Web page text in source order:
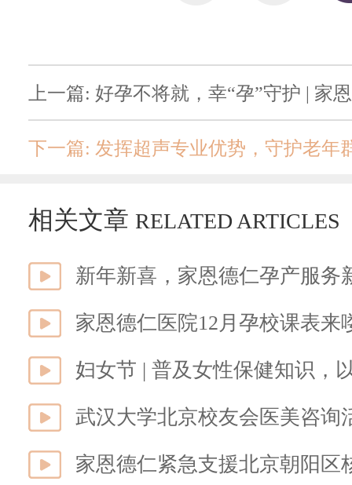
上一篇: 好孕不将就，幸“孕”守护 | 家
相关文章 RELATED ARTICLES
新年新喜，家恩德仁孕产服务
家恩德仁医院12月孕校课表来
妇女节 | 普及女性保健知识，
武汉大学北京校友会医美咨询
家恩德仁紧急支援北京朝阳区